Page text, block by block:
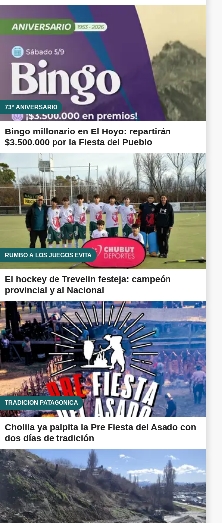
73° ANIVERSARIO
Bingo millonario en El Hoyo: repartirán
$3.500.000 por la Fiesta del Pueblo
RUMBO A LOS JUEGOS EVITA
El hockey de Trevelin festeja: campeón
provincial y al Nacional
TRADICIÓN PATAGÓNICA
Cholila ya palpita la Pre Fiesta del Asado con
dos días de tradición